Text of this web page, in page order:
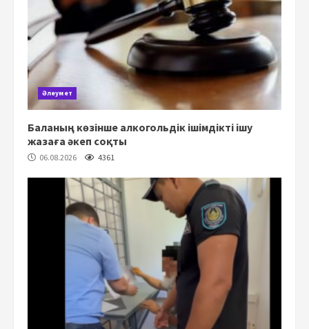
Әлеумет
Баланың көзінше алкогольдік ішімдікті ішу
жазаға әкеп соқты
06.08.2026 4361